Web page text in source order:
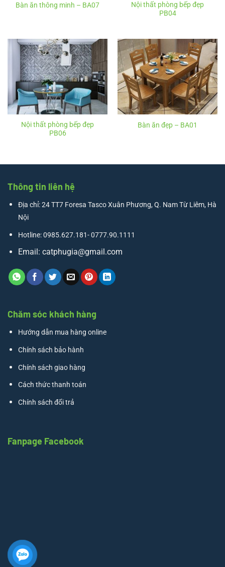
Bàn ăn thông minh – BA07
Nội thất phòng bếp đẹp
PB04
Nội thất phòng bếp đẹp
PB06
Bàn ăn đẹp – BA01
Thông tin liên hệ
Địa chỉ: 24 TT7 Foresa Tasco Xuân Phương, Q. Nam Từ Liêm, Hà
Nội
Hotline: 0985.627.181- 0777.90.1111
Email: catphugia@gmail.com
Chăm sóc khách hàng
Hướng dẫn mua hàng online
Chính sách bảo hành
Chính sách giao hàng
Cách thức thanh toán
Chính sách đổi trả
Fanpage Facebook